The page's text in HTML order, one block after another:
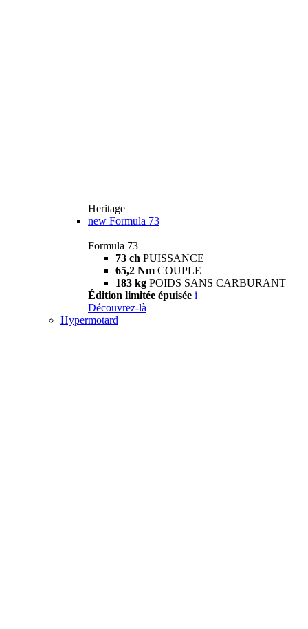
Heritage
new Formula 73
Formula 73
73 ch PUISSANCE
65,2 Nm COUPLE
183 kg POIDS SANS CARBURANT
Édition limitée épuisée i
Découvrez-là
Hypermotard